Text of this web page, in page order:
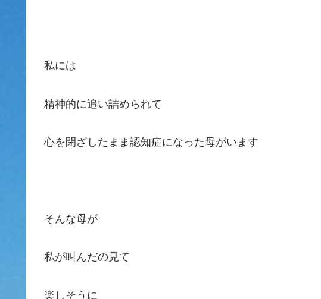
私には
精神的に追い詰められて
心を閉ざしたまま認知症になった母がいます
そんな母が
私が叫んだの見て
楽しそうに